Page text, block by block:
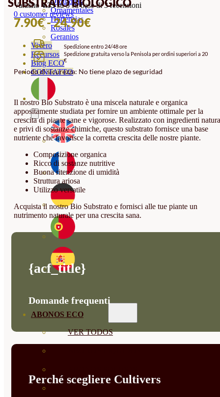
Ornamentales
Hortensias
Rosales
Geranios
Vivero
Recursos
Blog ECO
CONTATTO
ABONOS ECO
VER TODOS
BIOESTIMULANTES
Valutato 4.33su 5 su base di3recensioni
0 customer reviews
7.90€-24.90€FASCIA
PREZZO:
7.90€
24.90€
Spedizione entro 24/48 ore
Spedizione gratuita verso la Penisola per ordini superiori a 20
€
Periodo di sicurezza: No tiene plazo de seguridad
Il nostro Bio Substrato è una miscela naturale e organica
appositamente studiata per fornire un ambiente ottimale per la
crescita di piante sane e vigorose. Realizzato con ingredienti
e privi di sostanze chimiche, questo substrato fornisce una base
nutriente che favorisce la corretta crescita delle nostre piante.
Composizione organica
Ricco di sostanze nutritive
Buona ritenzione di umidità
Struttura ariosa
Utilizzo versatile
Acquista il nostro Bio Substrato e fornisci alle tue piante un
nutrimento naturale per una crescita sana.
{acf_title}
Domande frequenti
Perché scegliere Cultivers